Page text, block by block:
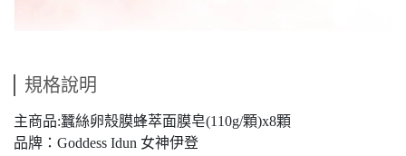
規格說明
主商品:蠶絲卵殼膜蜂萃面膜皂(110g/顆)x8顆
品牌：Goddess Idun 女神伊登